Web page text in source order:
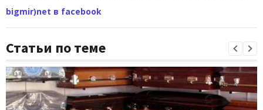
bigmir)net в facebook
Статьи по теме